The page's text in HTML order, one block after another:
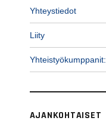
Yhteystiedot
Liity
Yhteistyökumppanit:
AJANKOHTAISET